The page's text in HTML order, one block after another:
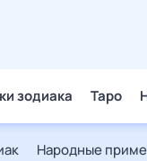
зодиака Таро
Народные